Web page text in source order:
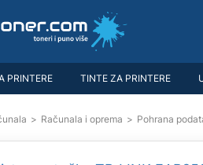
PRINTERE TINTE ZA PRINTERE
> Računala i oprema > Pohrana